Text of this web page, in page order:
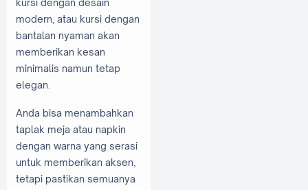
modern, atau kursi dengan
bantalan nyaman akan
memberikan kesan
minimalis namun tetap
elegan.
Anda bisa menambahkan
taplak meja atau napkin
dengan warna yang serasi
untuk memberikan aksen,
tetapi pastikan semuanya